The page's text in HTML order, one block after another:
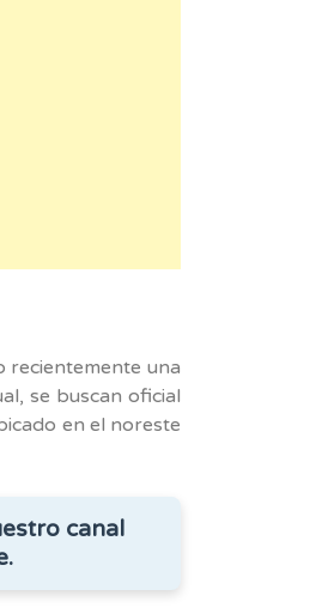
recientemente una
se buscan oficial
en el noreste
canal